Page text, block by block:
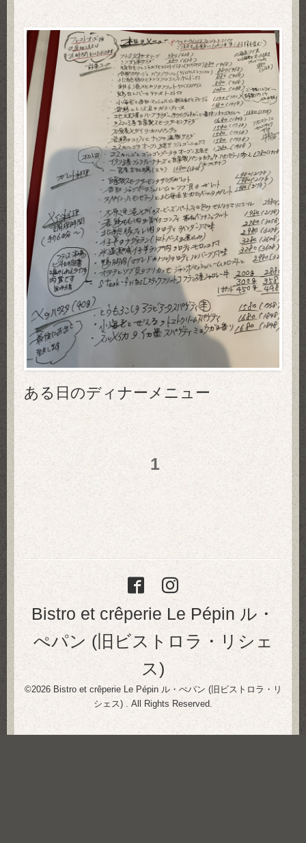
ある日のディナーメニュー
1
Bistro et crêperie Le Pépin ル・
ぺパン (旧ビストロラ・リシェ
ス)
©2026 Bistro et crêperie Le Pépin ル・ぺパン (旧ビストロラ・リ
シェス)
. All Rights Reserved.